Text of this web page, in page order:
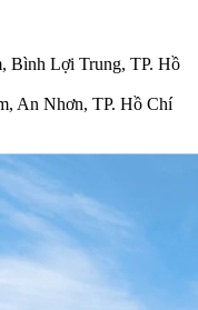
Bình Lợi Trung, TP. Hồ
An Nhơn, TP. Hồ Chí